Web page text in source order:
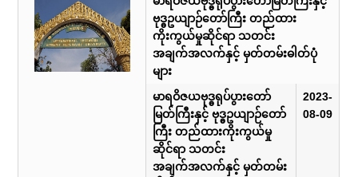
ဗုဒ္ဓဥယျာဉ်တော်ကြီး တည်ထား
ကိုးကွယ်မှုဆိုင်ရာ သတင်း
အချက်အလက်နှင့် မှတ်တမ်းဓါတ်ပုံ
များ
မာရဝိဇယဗုဒ္ဓရုပ်ပွားတော်
မြတ်ကြီးနှင့် ဗုဒ္ဓဥယျာဉ်တော်
ကြီး တည်ထားကိုးကွယ်မှု
ဆိုင်ရာ သတင်း
အချက်အလက်နှင့် မှတ်တမ်း
2023-
08-09